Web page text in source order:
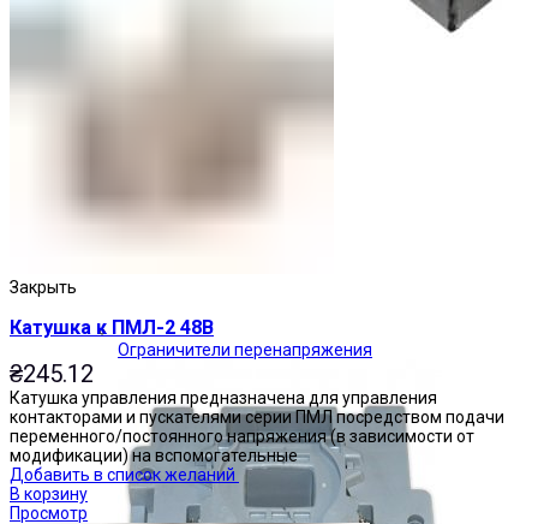
Ограничители перенапряжения
Закрыть
Катушка к ПМЛ-2 48В
₴245.12
Катушка управления предназначена для управления
контакторами и пускателями серии ПМЛ посредством подачи
переменного/постоянного напряжения (в зависимости от
модификации) на вспомогательные
Добавить в список желаний
В корзину
Просмотр